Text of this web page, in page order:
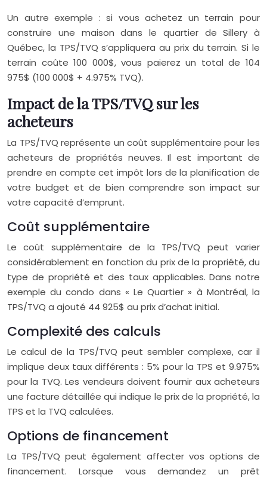
Un autre exemple : si vous achetez un terrain pour
construire une maison dans le quartier de Sillery à
Québec, la TPS/TVQ s’appliquera au prix du terrain. Si le
terrain coûte 100 000$, vous paierez un total de 104
975$ (100 000$ + 4.975% TVQ).
Impact de la TPS/TVQ sur les
acheteurs
La TPS/TVQ représente un coût supplémentaire pour les
acheteurs de propriétés neuves. Il est important de
prendre en compte cet impôt lors de la planification de
votre budget et de bien comprendre son impact sur
votre capacité d’emprunt.
Coût supplémentaire
Le coût supplémentaire de la TPS/TVQ peut varier
considérablement en fonction du prix de la propriété, du
type de propriété et des taux applicables. Dans notre
exemple du condo dans « Le Quartier » à Montréal, la
TPS/TVQ a ajouté 44 925$ au prix d’achat initial.
Complexité des calculs
Le calcul de la TPS/TVQ peut sembler complexe, car il
implique deux taux différents : 5% pour la TPS et 9.975%
pour la TVQ. Les vendeurs doivent fournir aux acheteurs
une facture détaillée qui indique le prix de la propriété, la
TPS et la TVQ calculées.
Options de financement
La TPS/TVQ peut également affecter vos options de
financement. Lorsque vous demandez un prêt